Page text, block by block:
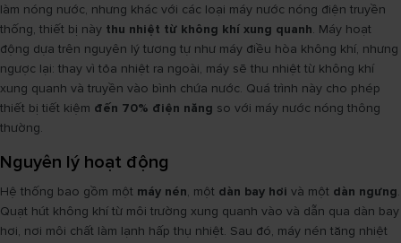
làm nóng nước, nhưng khác với các loại máy nước nóng điện truyền
thống, thiết bị này thu nhiệt từ không khí xung quanh. Máy hoạt
động dựa trên nguyên lý tương tự như máy điều hòa không khí, nhưng
ngược lại: thay vì tỏa nhiệt ra ngoài, máy sẽ thu nhiệt từ không khí
xung quanh và truyền vào bình chứa nước. Quá trình này cho phép
thiết bị tiết kiệm đến 70% điện năng so với máy nước nóng thông
thường.
Nguyên lý hoạt động
Hệ thống bao gồm một máy nén, một dàn bay hơi và một dàn ngưng.
Quạt hút không khí từ môi trường xung quanh vào và dẫn qua dàn bay
hơi, nơi môi chất làm lạnh hấp thụ nhiệt. Sau đó, máy nén tăng nhiệt